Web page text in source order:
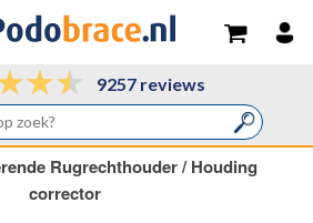
9257 reviews
Rugrechthouder / Houding
corrector